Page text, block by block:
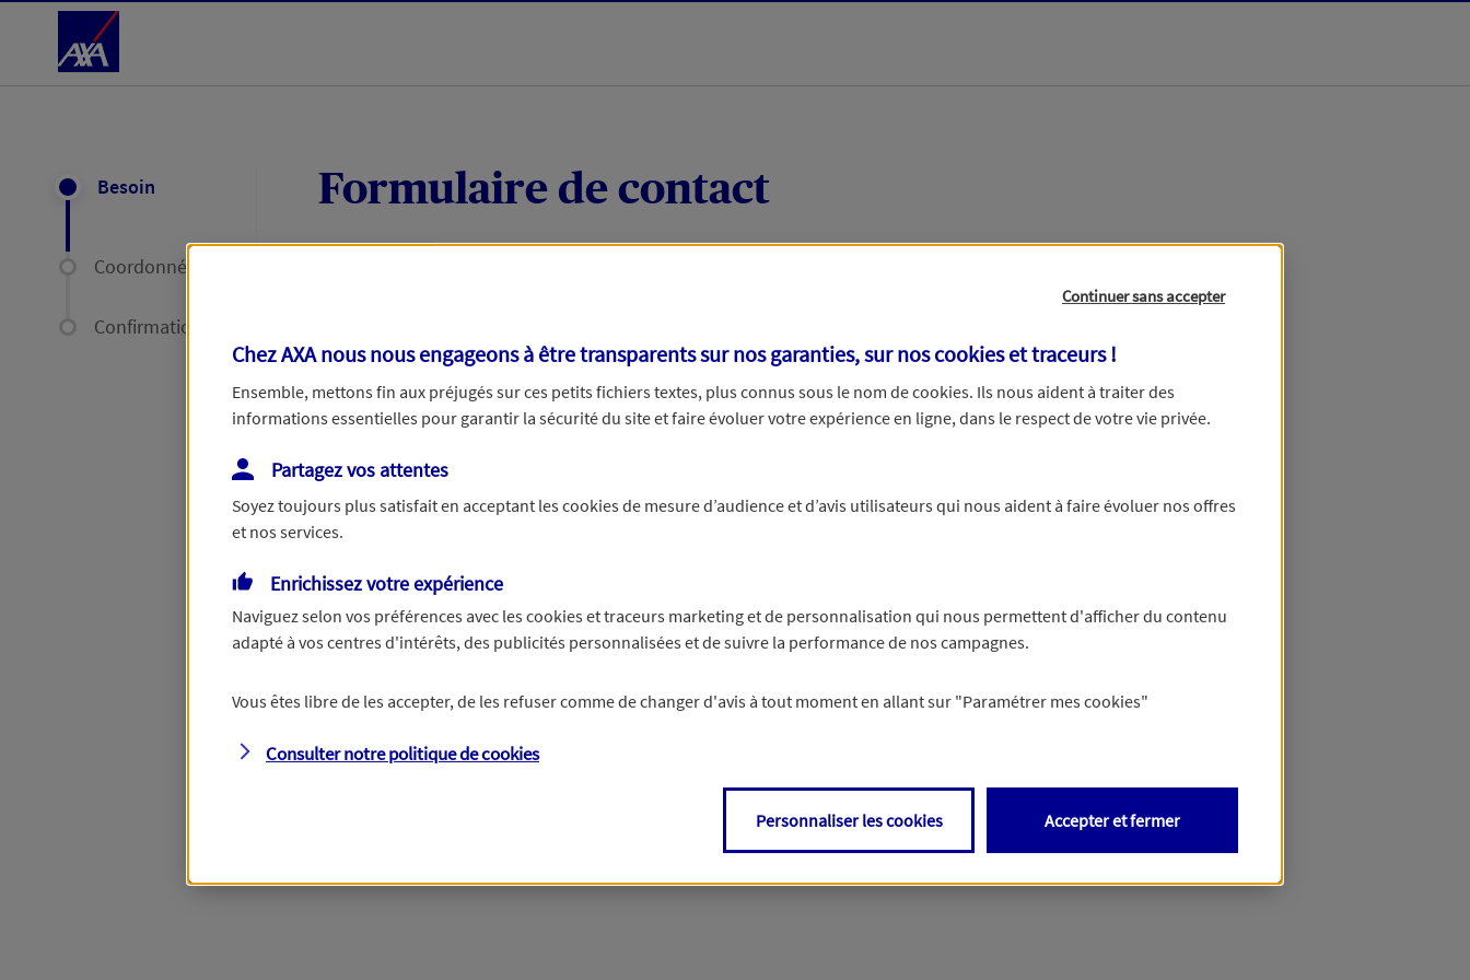
Accéder au Contenu
Besoin
Coordonnées
Confirmation
Formulaire de contact
Votre message :
Vous disposez de droits sur les informations vous concernant. Pour plus d’informations,
Continuer sans accepter
Chez AXA nous nous engageons à être transparents sur nos garanties, sur noscookies et traceurs!
Ensemble, mettons fin aux préjugés sur ces petits fichiers textes, plus connus sous le nom decookies. Ils nous aident à traiter des
informations essentielles pour garantir la sécurité du site et faire évoluer votre expérience en ligne, dans le respect de votre vie privée.
Partagez vos attentes
Soyez toujours plus satisfait en acceptant les cookies de mesure d’audience et d’avis utilisateurs qui nous aident à faire évoluer nos offres
et nos services.
Enrichissez votre expérience
Naviguez selon vos préférences avec les cookies et traceurs marketing et de personnalisation qui nous permettent d'afficher du contenu
adapté à vos centres d'intérêts, des publicités personnalisées et de suivre la performance de nos campagnes.
Vous êtes libre de les accepter, de les refuser comme de changer d'avis à tout moment en allant sur "Paramétrer mes cookies"
Consulter notre politique decookies
Personnaliser les cookies Accepter et fermer